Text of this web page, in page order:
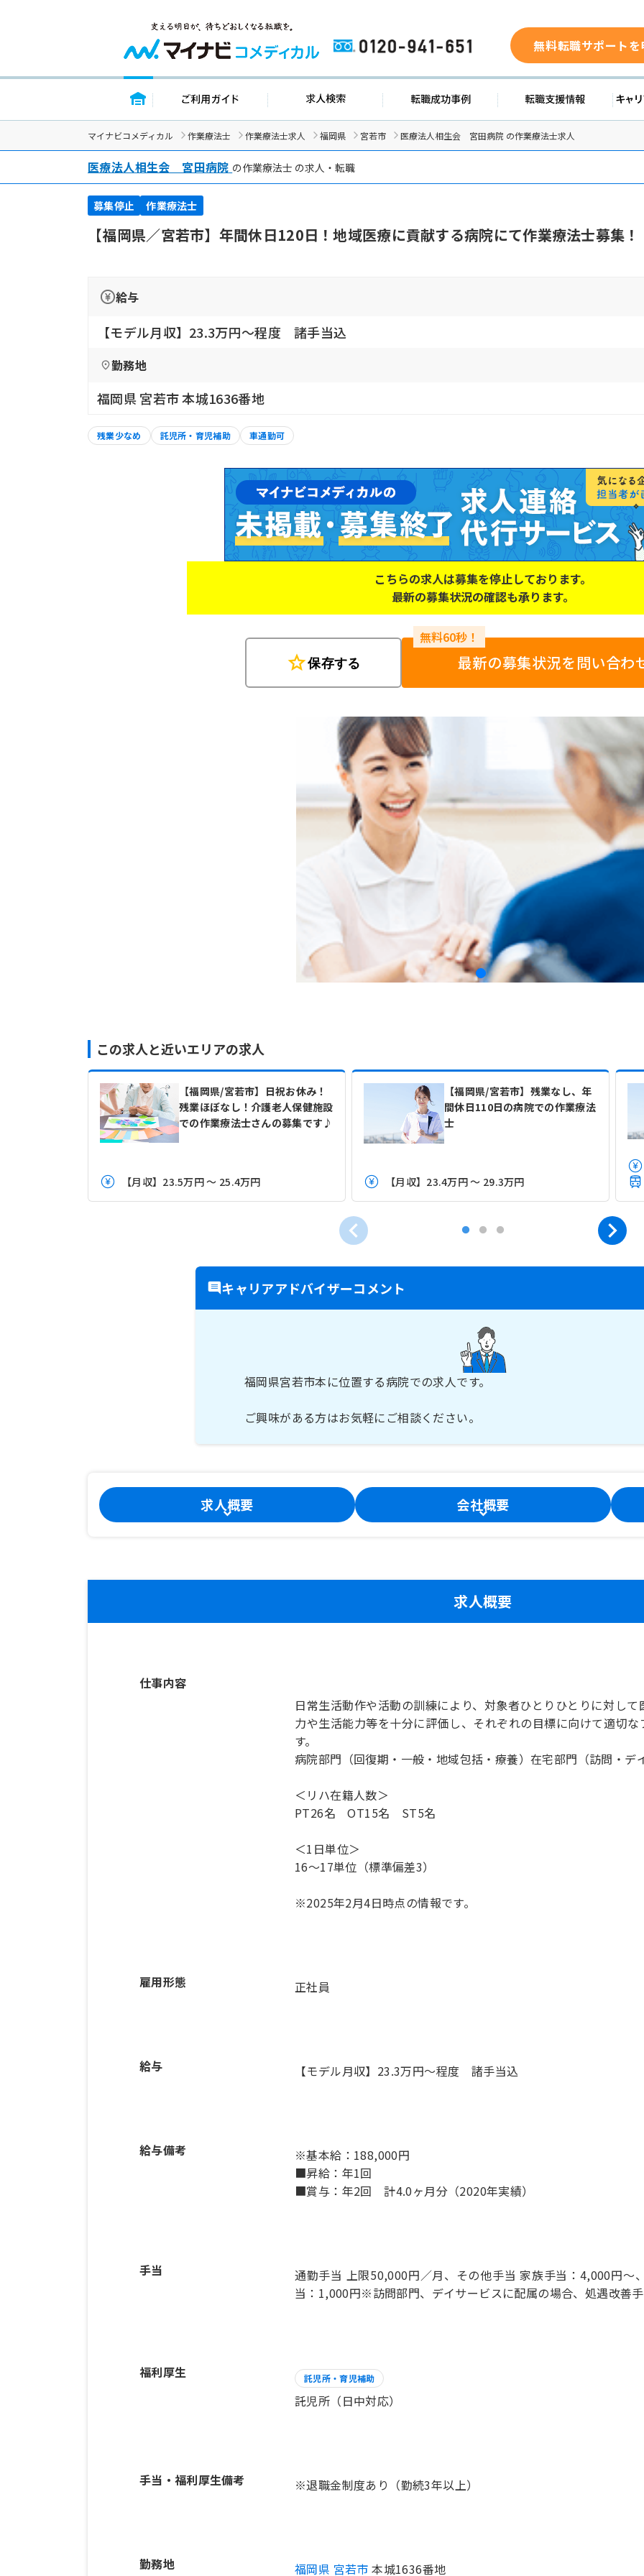
0120-941-651 無料転職サポート
トップページ ご利用ガイド 求人検索 転職成功事例 転職支
マイナビコメディカル 作業療法士 作業療法士求人 福岡県 宮若市 医療法人相生会 宮田病院 の作業療法士求人
医療法人相生会 宮田病院 の作業療法士 の求人・転職
募集停止 作業療法士
【福岡県／宮若市】年間休日120日！地域医療に貢献する病院にて作業療法士募集！
給与
【モデル月収】23.3万円〜程度 諸手当込
勤務地
福岡県 宮若市 本城1636番地
残業少なめ 託児所・育児補助 車通勤可
こちらの求人は募集を停止しております。
最新の募集状況の確認も承ります。
star保存する 最新の募集状況を問い合わ
この求人と近いエリアの求人
【福岡県/宮若市】日祝お休み！
残業ほぼなし！介護老人保健施設
での作業療法士さんの募集です♪
【月収】23.5万円 ～ 25.4万円
【福岡県/宮若市】残業なし、年
間休日110日の病院での作業療法
士
【月収】23.4万円 ～ 29.3万円
キャリアアドバイザーコメント
福岡県宮若市本に位置する病院での求人です。
ご興味がある方はお気軽にご相談ください。
求人概要 会社概要
求人概要
仕事内容
日常生活動作や活動の訓練により、対象者ひとりひとりに対し
力や生活能力等を十分に評価し、それぞれの目標に向けて適切
す。
病院部門（回復期・一般・地域包括・療養）在宅部門（訪問・デ
＜リハ在籍人数＞
PT26名 OT15名 ST5名
＜1日単位＞
16～17単位（標準偏差3）
※2025年2月4日時点の情報です。
雇用形態 正社員
給与 【モデル月収】23.3万円〜程度 諸手当込
給与備考
※基本給：188,000円
■昇給：年1回
■賞与：年2回 計4.0ヶ月分（2020年実績）
手当
通勤手当 上限50,000円／月、その他手当 家族手当：4,000円～
当：1,000円※訪問部門、デイサービスに配属の場合、処遇改善
福利厚生 託児所・育児補助
託児所（日中対応）
手当・福利厚生備考 ※退職金制度あり（勤続3年以上）
勤務地 福岡県 宮若市 本城1636番地